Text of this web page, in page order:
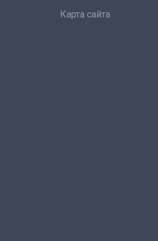
Карта сайта